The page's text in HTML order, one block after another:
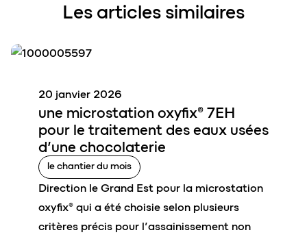
Les articles similaires
une microstation oxyfix® 7EH
pour le traitement des eaux usées
d’une chocolaterie
20 janvier 2026
le chantier du mois
Direction le Grand Est pour la microstation
oxyfix® qui a été choisie selon plusieurs
critères précis pour l’assainissement non